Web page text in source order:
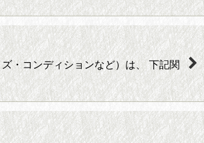
・コンディションなど）は、 下記関